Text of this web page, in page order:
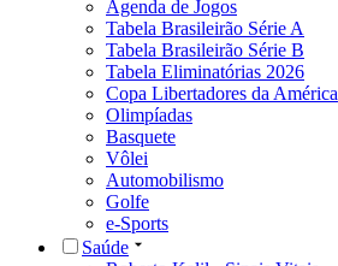
Agenda de Jogos
Tabela Brasileirão Série A
Tabela Brasileirão Série B
Tabela Eliminatórias 2026
Copa Libertadores da América
Olimpíadas
Basquete
Vôlei
Automobilismo
Golfe
e-Sports
Saúde